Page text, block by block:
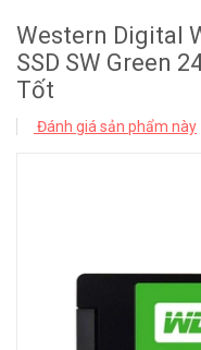
Western Digital
SSD SW Green
Tốt
Đánh giá sản phẩm này